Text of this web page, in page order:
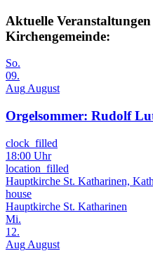
Aktuelle
Kirchengemeinde:
So.
09.
Aug August
Orgelsommer: Rudolf
clock_filled
18:00 Uhr
location_filled
Hauptkirche St. Katharinen,
house
Hauptkirche St. Katharinen
Mi.
12.
Aug August